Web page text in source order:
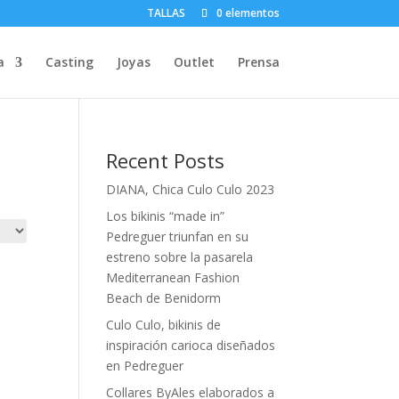
TALLAS 0 elementos
Casting Joyas Outlet Prensa
Recent Posts
DIANA, Chica Culo Culo 2023
Los bikinis “made in”
Pedreguer triunfan en su
estreno sobre la pasarela
Mediterranean Fashion
Beach de Benidorm
Culo Culo, bikinis de
inspiración carioca diseñados
en Pedreguer
Collares ByAles elaborados a